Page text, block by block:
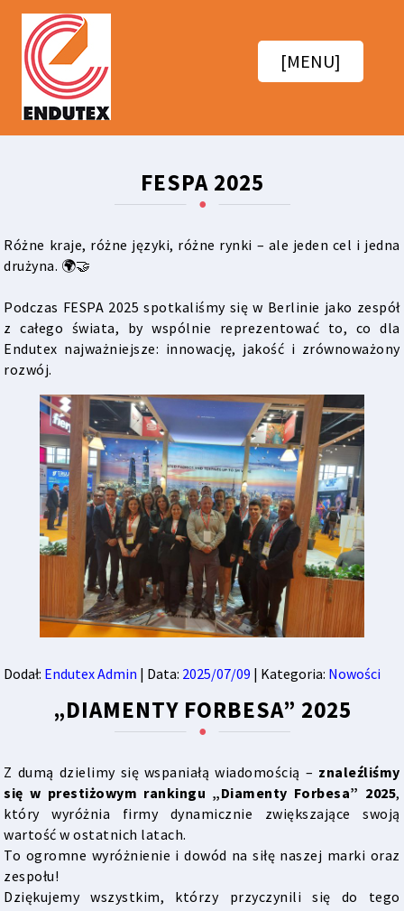
[MENU]
FESPA 2025
Różne kraje, różne języki, różne rynki – ale jeden cel i jedna
drużyna. 🌍🤝
Podczas FESPA 2025 spotkaliśmy się w Berlinie jako zespół
z całego świata, by wspólnie reprezentować to, co dla
Endutex najważniejsze: innowację, jakość i zrównoważony
rozwój.
Dodał: Endutex Admin | Data: 2025/07/09 | Kategoria: Nowości
„DIAMENTY FORBESA” 2025
Z dumą dzielimy się wspaniałą wiadomością – znaleźliśmy
się w prestiżowym rankingu „Diamenty Forbesa” 2025,
który wyróżnia firmy dynamicznie zwiększające swoją
wartość w ostatnich latach.
To ogromne wyróżnienie i dowód na siłę naszej marki oraz
zespołu!
Dziękujemy wszystkim, którzy przyczynili się do tego